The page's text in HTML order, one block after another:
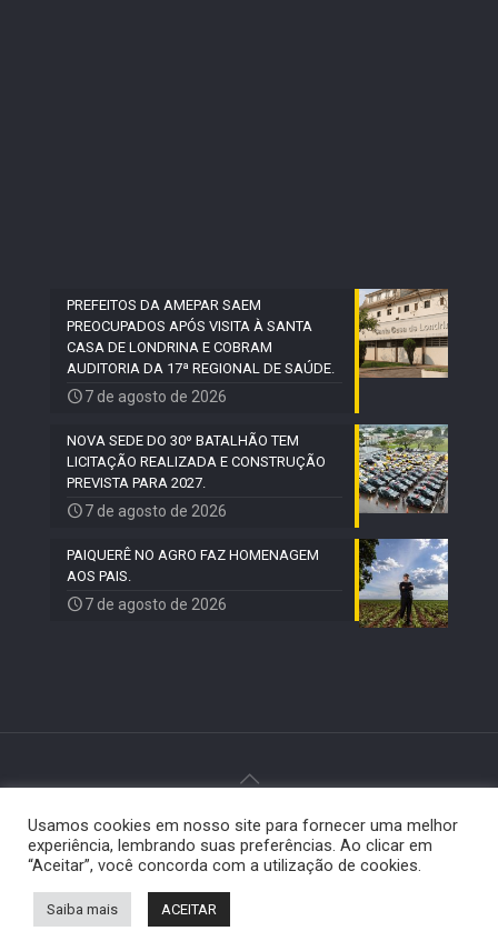
PREFEITOS DA AMEPAR SAEM
PREOCUPADOS APÓS VISITA À SANTA
CASA DE LONDRINA E COBRAM
AUDITORIA DA 17ª REGIONAL DE SAÚDE.
7 de agosto de 2026
NOVA SEDE DO 30º BATALHÃO TEM
LICITAÇÃO REALIZADA E CONSTRUÇÃO
PREVISTA PARA 2027.
7 de agosto de 2026
PAIQUERÊ NO AGRO FAZ HOMENAGEM
AOS PAIS.
7 de agosto de 2026
© 2024 Paiquerê - Todos os direitos reservados |
Desenvolvido porElemento Visual .
Usamos cookies em nosso site para fornecer uma melhor
experiência, lembrando suas preferências. Ao clicar em
“Aceitar”, você concorda com a utilização de cookies.
Saiba mais ACEITAR